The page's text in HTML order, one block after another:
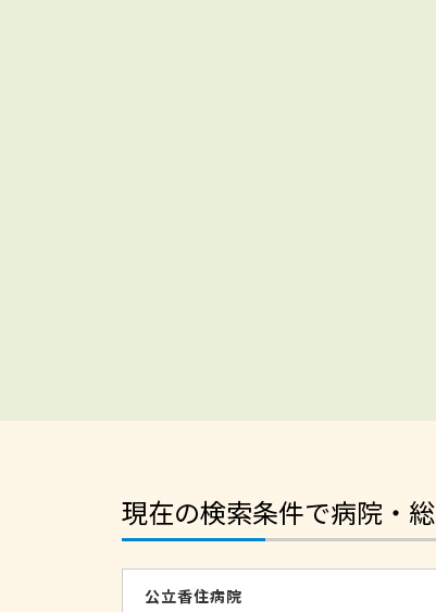
現在の検索条件で病院・
公立香住病院